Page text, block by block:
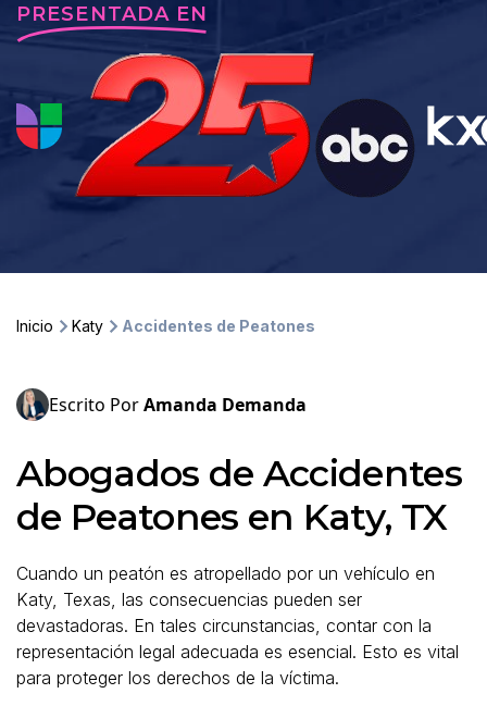
PRESENTADA EN
Inicio Katy Accidentes de Peatones
Escrito PorAmanda Demanda
Abogados de Accidentes
de Peatones en Katy, TX
Cuando un peatón es atropellado por un vehículo en
Katy, Texas, las consecuencias pueden ser
devastadoras. En tales circunstancias, contar con la
representación legal adecuada es esencial. Esto es vital
para proteger los derechos de la víctima.